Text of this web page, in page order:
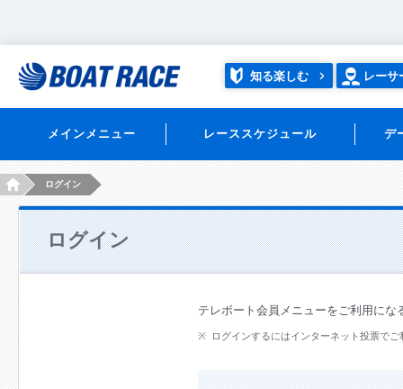
知る楽しむ レーサ
メインメニュー レーススケジュール デ
HOMEログイン
ログイン
テレボート会員メニューをご利用にな
ログインするにはインターネット投票で